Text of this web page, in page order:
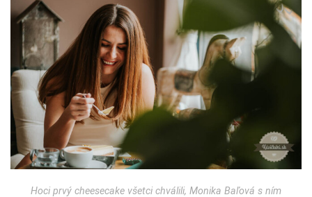
Hoci prvý cheesecake všetci chválili, Monika Baľová s ním